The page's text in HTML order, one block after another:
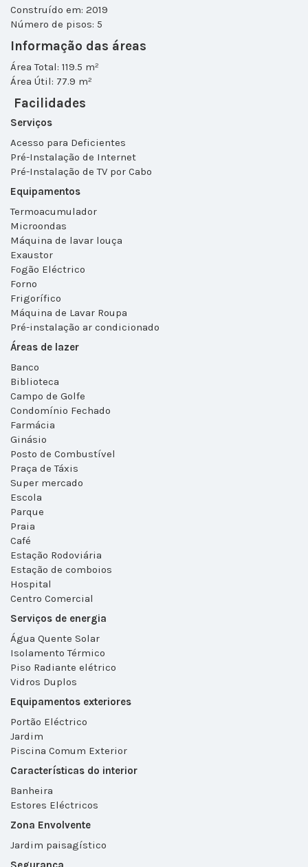
Construído em: 2019
Número de pisos: 5
Informação das áreas
Área Total: 119.5 m²
Área Útil: 77.9 m²
Facilidades
Serviços
Acesso para Deficientes
Pré-Instalação de Internet
Pré-Instalação de TV por Cabo
Equipamentos
Termoacumulador
Microondas
Máquina de lavar louça
Exaustor
Fogão Eléctrico
Forno
Frigorífico
Máquina de Lavar Roupa
Pré-instalação ar condicionado
Áreas de lazer
Banco
Biblioteca
Campo de Golfe
Condomínio Fechado
Farmácia
Ginásio
Posto de Combustível
Praça de Táxis
Super mercado
Escola
Parque
Praia
Café
Estação Rodoviária
Estação de comboios
Hospital
Centro Comercial
Serviços de energia
Água Quente Solar
Isolamento Térmico
Piso Radiante elétrico
Vidros Duplos
Equipamentos exteriores
Portão Eléctrico
Jardim
Piscina Comum Exterior
Características do interior
Banheira
Estores Eléctricos
Zona Envolvente
Jardim paisagístico